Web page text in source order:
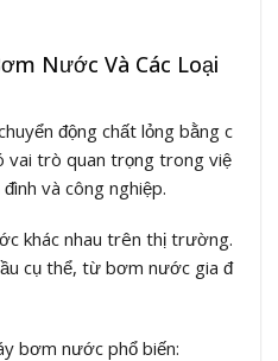
Nước Và Các Loại
động chất lỏng bằng c
vai trò quan trọng trong việ
và công nghiệp.
khác nhau trên thị trường.
cụ thể, từ bơm nước gia đ
bơm nước phổ biến: